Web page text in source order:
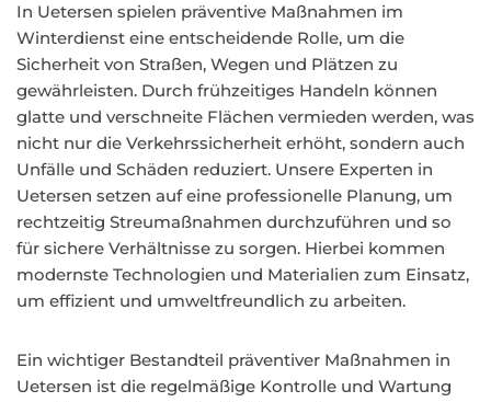
In Uetersen spielen präventive Maßnahmen im
Winterdienst eine entscheidende Rolle, um die
Sicherheit von Straßen, Wegen und Plätzen zu
gewährleisten. Durch frühzeitiges Handeln können
glatte und verschneite Flächen vermieden werden, was
nicht nur die Verkehrssicherheit erhöht, sondern auch
Unfälle und Schäden reduziert. Unsere Experten in
Uetersen setzen auf eine professionelle Planung, um
rechtzeitig Streumaßnahmen durchzuführen und so
für sichere Verhältnisse zu sorgen. Hierbei kommen
modernste Technologien und Materialien zum Einsatz,
um effizient und umweltfreundlich zu arbeiten.
Ein wichtiger Bestandteil präventiver Maßnahmen in
Uetersen ist die regelmäßige Kontrolle und Wartung